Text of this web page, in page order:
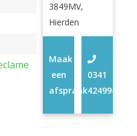
3849MV,
Hierden
0341
424994
Maak
een
afspraak